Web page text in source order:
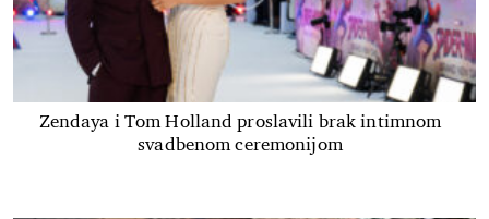
Zendaya i Tom Holland proslavili brak intimnom
svadbenom ceremonijom